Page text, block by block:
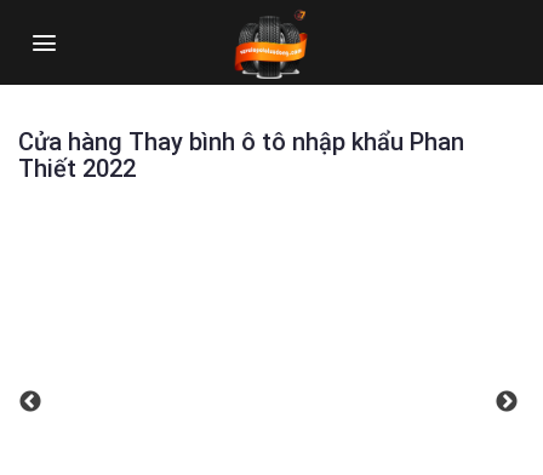
Cửa hàng Thay bình ô tô nhập khẩu Phan
Thiết 2022